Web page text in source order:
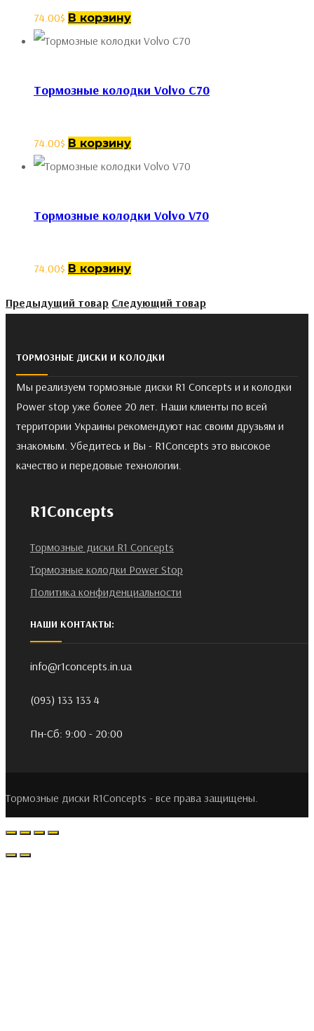
74.00$ В корзину
Тормозные колодки Volvo C70
74.00$ В корзину
Тормозные колодки Volvo V70
74.00$ В корзину
Предыдущий товар Следующий товар
ТОРМОЗНЫЕ ДИСКИ И КОЛОДКИ
Мы реализуем тормозные диски R1 Concepts и и колодки
Power stop уже более 20 лет. Наши клиенты по всей
территории Украины рекомендуют нас своим друзьям и
знакомым. Убедитесь и Вы - R1Concepts это высокое
качество и передовые технологии.
R1Concepts
Тормозные диски R1 Concepts
Тормозные колодки Power Stop
Политика конфиденциальности
НАШИ КОНТАКТЫ:
info@r1concepts.in.ua
(093) 133 133 4
Пн-Сб: 9:00 - 20:00
Тормозные диски R1Concepts - все права защищены.